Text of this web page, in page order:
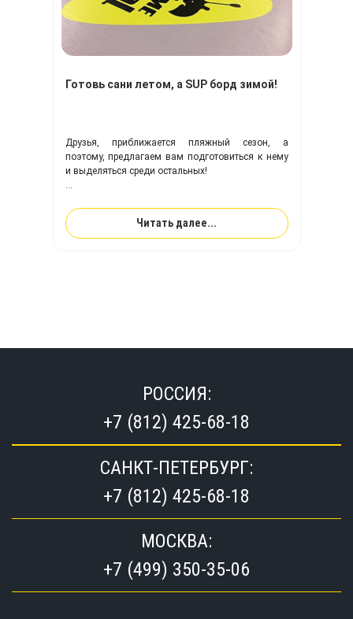
Готовь сани летом, а SUP борд зимой!
Друзья, приближается пляжный сезон, а
поэтому, предлагаем вам подготовиться к нему
и выделяться среди остальных!
любую фантазия на вашем
Читать далее...
РОССИЯ:
+7 (812) 425-68-18
САНКТ-ПЕТЕРБУРГ:
+7 (812) 425-68-18
МОСКВА:
+7 (499) 350-35-06